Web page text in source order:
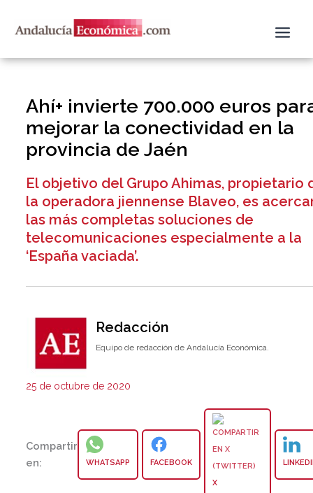
Ahí+ invierte 700.000 euros
mejorar la conectividad en la
provincia de Jaén
El objetivo del Grupo Ahimas, propietario
la operadora jiennense Blaveo, es
las más completas soluciones de
telecomunicaciones especialmente a la
‘España vaciada’.
Redacción
Equipo de redacción de Andalucía Económica.
25 de octubre de 2020
Compartir
en:
WHATSAPP FACEBOOK
X